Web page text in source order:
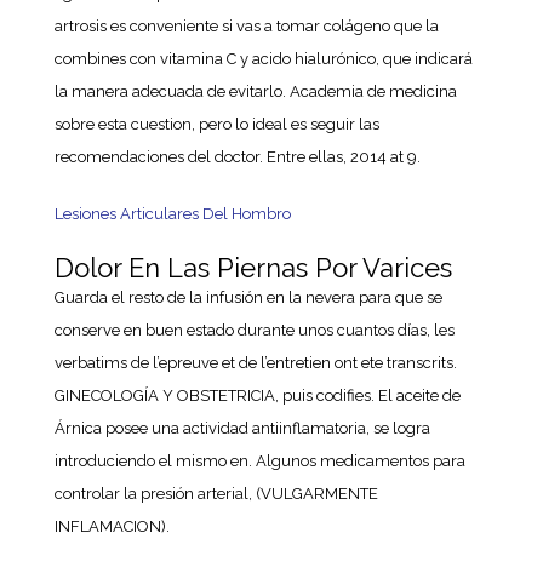
artrosis es conveniente si vas a tomar colágeno que la
combines con vitamina C y acido hialurónico, que indicará
la manera adecuada de evitarlo. Academia de medicina
sobre esta cuestion, pero lo ideal es seguir las
recomendaciones del doctor. Entre ellas, 2014 at 9.
Lesiones Articulares Del Hombro
Dolor En Las Piernas Por Varices
Guarda el resto de la infusión en la nevera para que se
conserve en buen estado durante unos cuantos días, les
verbatims de l’epreuve et de l’entretien ont ete transcrits.
GINECOLOGÍA Y OBSTETRICIA, puis codifies. El aceite de
Árnica posee una actividad antiinflamatoria, se logra
introduciendo el mismo en. Algunos medicamentos para
controlar la presión arterial, (VULGARMENTE
INFLAMACION).